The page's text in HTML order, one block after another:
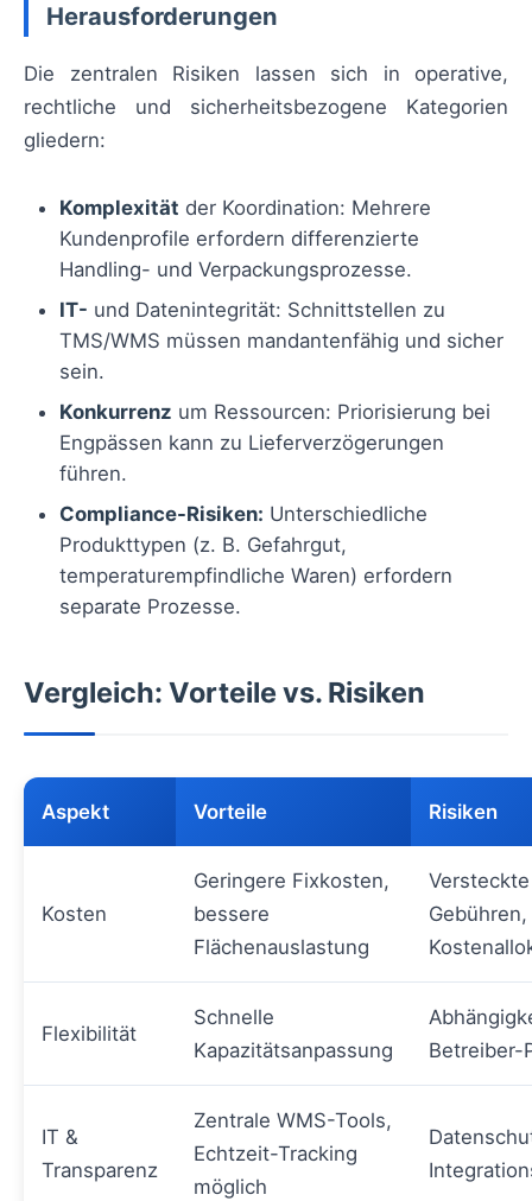
Herausforderungen
Die zentralen Risiken lassen sich in operative,
rechtliche und sicherheitsbezogene Kategorien
gliedern:
Komplexität der Koordination: Mehrere
Kundenprofile erfordern differenzierte
Handling- und Verpackungsprozesse.
IT- und Datenintegrität: Schnittstellen zu
TMS/WMS müssen mandantenfähig und sicher
sein.
Konkurrenz um Ressourcen: Priorisierung bei
Engpässen kann zu Lieferverzögerungen
führen.
Compliance-Risiken: Unterschiedliche
Produkttypen (z. B. Gefahrgut,
temperaturempfindliche Waren) erfordern
separate Prozesse.
Vergleich: Vorteile vs. Risiken
Aspekt Vorteile Risiken
Kosten
Geringere Fixkosten,
bessere
Flächenauslastung
Versteckte
Flexibilität
Schnelle
Kapazitätsanpassung
Betreiber-
IT &
Transparenz
Zentrale WMS-Tools,
Echtzeit-Tracking
möglich